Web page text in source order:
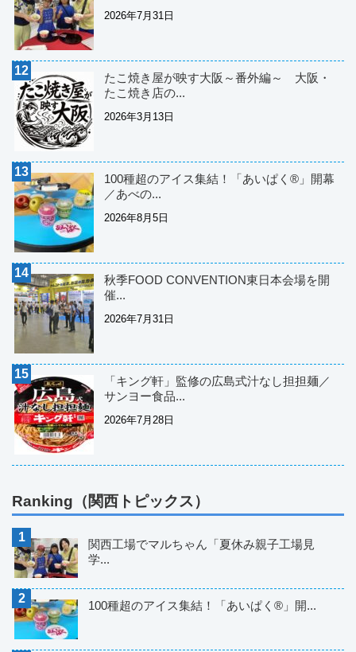
2026年7月31日
たこ焼き屋が映す大阪～番外編～ 大阪・
たこ焼き店の...
2026年3月13日
100種超のアイス集結！「あいぱく®」開幕
／あべの...
2026年8月5日
秋季FOOD CONVENTION東日本会場を開
催...
2026年7月31日
「キング軒」監修の広島式汁なし担担麺／
サンヨー食品...
2026年7月28日
Ranking（関西トピックス）
関西工場でマルちゃん「夏休み親子工場見
学...
100種超のアイス集結！「あいぱく®」開...